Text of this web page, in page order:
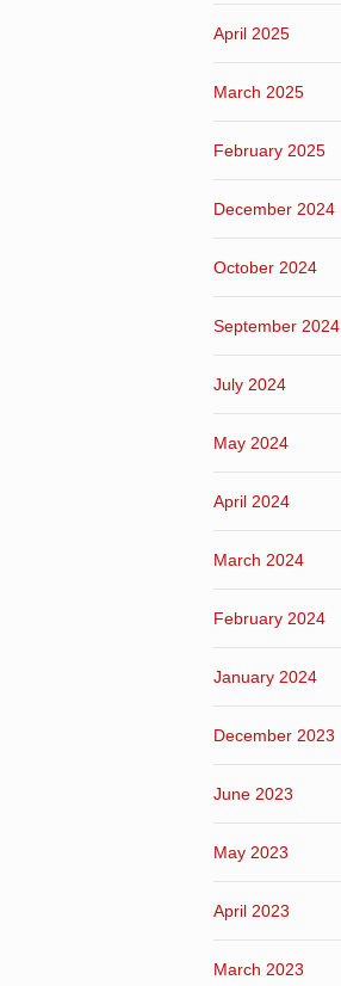
April 2025
March 2025
February 2025
December 2024
October 2024
September 2024
July 2024
May 2024
April 2024
March 2024
February 2024
January 2024
December 2023
June 2023
May 2023
April 2023
March 2023